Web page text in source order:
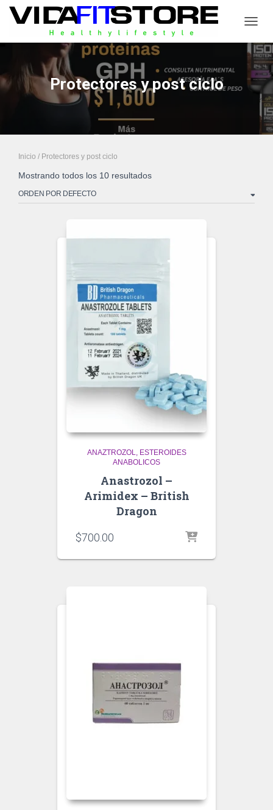
Protectores y post ciclo
Inicio / Protectores y post ciclo
Mostrando todos los 10 resultados
ANAZTROZOL
ESTEROIDES
ANABOLICOS
Anastrozol –
Arimidex – British
Dragon
$700.00